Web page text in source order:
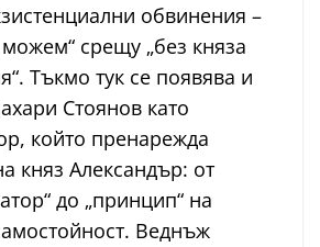
обвинения –
срещу „без княза
Тъкмо тук се появява и
Стоянов като
който пренарежда
княз Александър: от
до „принцип“ на
Веднъж